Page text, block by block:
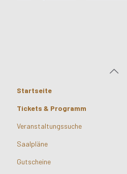
Startseite
Tickets & Programm
Veranstaltungssuche
Saalpläne
Gutscheine